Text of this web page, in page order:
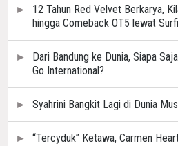
12 Tahun Red Velvet Berkarya,
hingga Comeback OT5 lewat
Dari Bandung ke Dunia, Siapa
Go International?
Syahrini Bangkit Lagi di Dunia
“Tercyduk” Ketawa, Carmen